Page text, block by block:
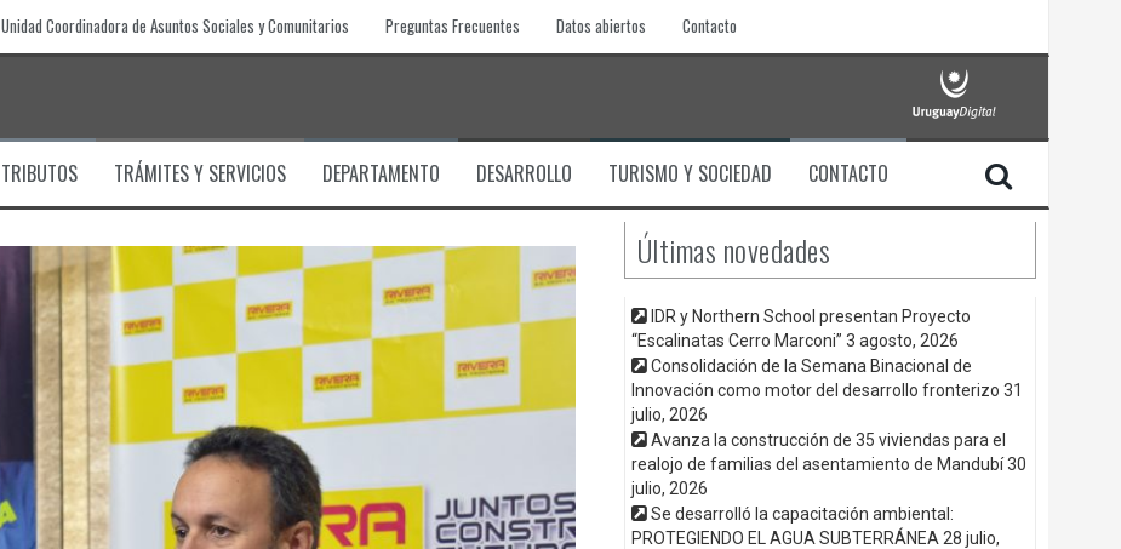
Unidad Coordinadora de Asuntos Sociales y Comunitarios Preguntas Frecuentes Datos abiertos Contacto
TRIBUTOS TRÁMITES Y SERVICIOS DEPARTAMENTO DESARROLLO TURISMO Y SOCIEDAD CONTACTO
Últimas novedades
IDR y Northern School presentan Proyecto
“Escalinatas Cerro Marconi” 3 agosto, 2026
Consolidación de la Semana Binacional de
Innovación como motor del desarrollo fronterizo 31
julio, 2026
Avanza la construcción de 35 viviendas para el
realojo de familias del asentamiento de Mandubí 30
julio, 2026
Se desarrolló la capacitación ambiental:
PROTEGIENDO EL AGUA SUBTERRÁNEA 28 julio,